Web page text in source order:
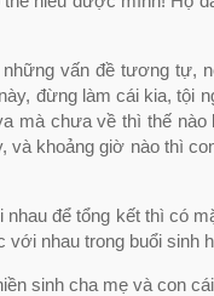
những vấn đề tương
đừng làm cái kia, tội
mà chưa về thì thế
và khoảng giờ nào thì
để tổng kết thì có
nhau trong buổi sinh
sinh cha mẹ và con